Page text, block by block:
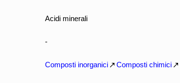
Acidi minerali
-
Composti inorganici Composti chimici